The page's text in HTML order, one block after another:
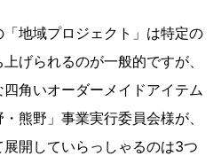
地域プロジェクト」は特定の
げられるのが一般的ですが、
角いオーダーメイドアイテム
熊野」事業実行委員会様が、
開していらっしゃるのは3つ